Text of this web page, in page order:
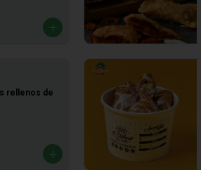
rellenos de